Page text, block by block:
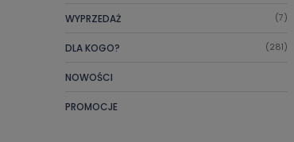
WYPRZEDAŻ (7)
DLA KOGO? (281)
NOWOŚCI
PROMOCJE